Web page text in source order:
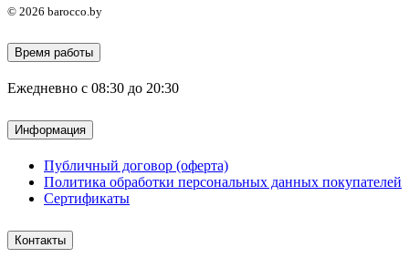
© 2026 barocco.by
Время работы
Ежедневно с 08:30 до 20:30
Информация
Публичный договор (оферта)
Политика обработки персональных данных покупателей
Сертификаты
Контакты